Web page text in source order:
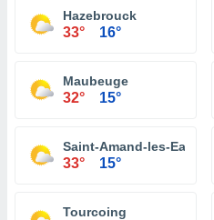
Hazebrouck
33° 16°
Maubeuge
32° 15°
Saint-Amand-les-Eaux
33° 15°
Tourcoing